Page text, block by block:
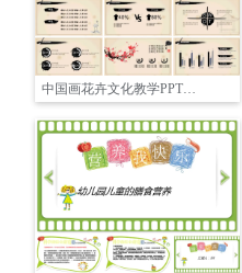
中国画花卉文化教学PPT模板